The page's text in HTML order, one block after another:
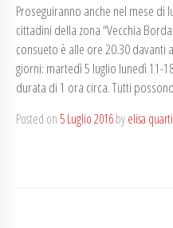
Proseguiranno anche nel mese di
cittadini della zona “Vecchia
consueto è alle ore 20.30 davanti
giorni: martedì 5 luglio lunedì 11-
durata di 1 ora circa. Tutti
Posted on 5 Luglio 2016byelisa